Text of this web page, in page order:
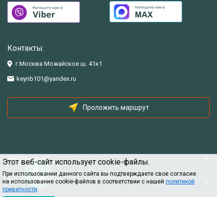
Этот веб-сайт использует cookie-файлы.
При использовании данного сайта вы подтверждаете свое согласие
на использование cookie-файлов в соответствии с нашей политикой
приватности.
Контакты:
г.Москва Можайское ш. 41к1
keynb101@yandex.ru
Проложить маршрут
Информация
Помощь